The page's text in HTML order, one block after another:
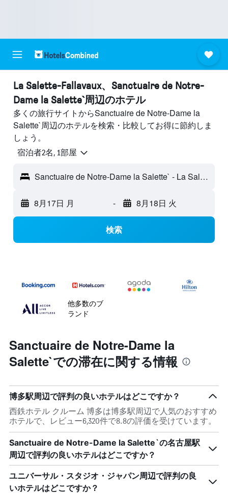
La Salette-Fallavaux​、Sanctuaire de Notre-
Dame la Salette`周辺のホテル
多くの旅行サイトからSanctuaire de Notre-Dame la
Salette`周辺のホテルを検索・比較してお得に節約しま
しょう。
宿泊者2名, 1​部屋
Sanctuaire de Notre-Dame la Salette` - La Salette-Fallavaux, イゼール県, フランス
8月17日 月 - 8月18日 火
検索
他多数のブ
ランド
Sanctuaire de Notre-Dame la
Salette`での滞在に関する情報
博多駅周辺で評判の良いホテルはどこですか？
西鉄ホテル クルーム 博多は博多駅周辺で人気のおすすめ
ホテルで、レビュー6,320件で8.8の評価を受けています。
Sanctuaire de Notre-Dame la Salette`の名古屋駅
周辺で評判の良いホテルはどこですか？
ユニバーサル・スタジオ・ジャパン周辺で評判の良
いホテルはどこですか？